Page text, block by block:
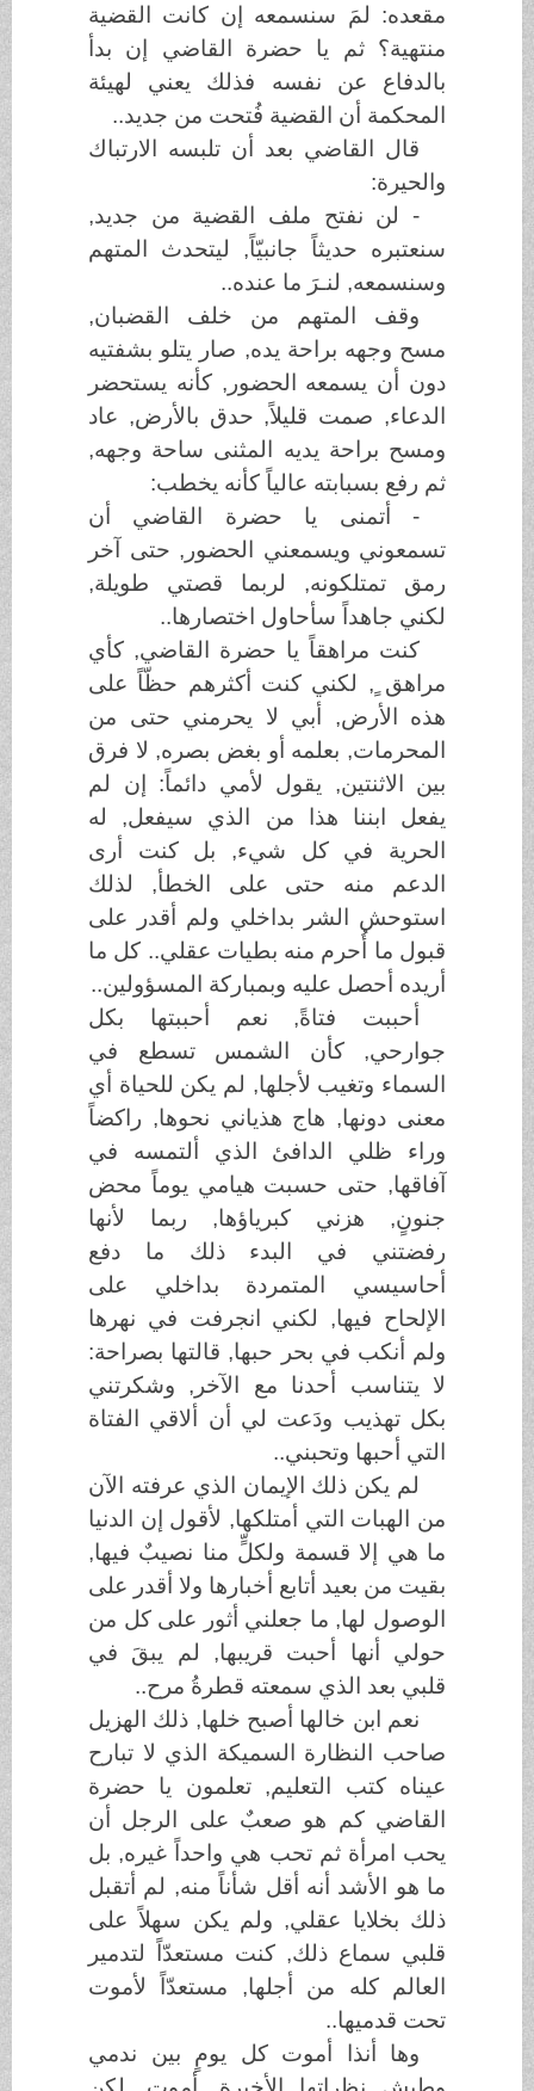
مقعده: لمَ سنسمعه إن كانت القضية
منتهية؟ ثم يا حضرة القاضي إن بدأ
بالدفاع عن نفسه فذلك يعني لهيئة
المحكمة أن القضية فُتحت من جديد..
قال القاضي بعد أن تلبسه الارتباك
والحيرة:
- لن نفتح ملف القضية من جديد,
سنعتبره حديثاً جانبيّاً, ليتحدث المتهم
وسنسمعه, لنـرَ ما عنده..
وقف المتهم من خلف القضبان,
مسح وجهه براحة يده, صار يتلو بشفتيه
دون أن يسمعه الحضور, كأنه يستحضر
الدعاء, صمت قليلاً, حدق بالأرض, عاد
ومسح براحة يديه المثنى ساحة وجهه,
ثم رفع بسبابته عالياً كأنه يخطب:
- أتمنى يا حضرة القاضي أن
تسمعوني ويسمعني الحضور, حتى آخر
رمق تمتلكونه, لربما قصتي طويلة,
لكني جاهداً سأحاول اختصارها..
كنت مراهقاً يا حضرة القاضي, كأي
مراهق ٍ, لكني كنت أكثرهم حظّاً على
هذه الأرض, أبي لا يحرمني حتى من
المحرمات, بعلمه أو بغض بصره, لا فرق
بين الاثنتين, يقول لأمي دائماً: إن لم
يفعل ابننا هذا من الذي سيفعل, له
الحرية في كل شيء, بل كنت أرى
الدعم منه حتى على الخطأ, لذلك
استوحش الشر بداخلي ولم أقدر على
قبول ما أُحرم منه بطيات عقلي.. كل ما
أريده أحصل عليه وبمباركة المسؤولين..
أحببت فتاةً, نعم أحببتها بكل
جوارحي, كأن الشمس تسطع في
السماء وتغيب لأجلها, لم يكن للحياة أي
معنى دونها, هاج هذياني نحوها, راكضاً
وراء ظلي الدافئ الذي ألتمسه في
آفاقها, حتى حسبت هيامي يوماً محض
جنونٍ, هزني كبرياؤها, ربما لأنها
رفضتني في البدء ذلك ما دفع
أحاسيسي المتمردة بداخلي على
الإلحاح فيها, لكني انجرفت في نهرها
ولم أنكب في بحر حبها, قالتها بصراحة:
لا يتناسب أحدنا مع الآخر, وشكرتني
بكل تهذيب ودَعت لي أن ألاقي الفتاة
التي أحبها وتحبني..
لم يكن ذلك الإيمان الذي عرفته الآن
من الهبات التي أمتلكها, لأقول إن الدنيا
ما هي إلا قسمة ولكلٍّ منا نصيبٌ فيها,
بقيت من بعيد أتابع أخبارها ولا أقدر على
الوصول لها, ما جعلني أثور على كل من
حولي أنها أحبت قريبها, لم يبقَ في
قلبي بعد الذي سمعته قطرةُ مرح..
نعم ابن خالها أصبح خلها, ذلك الهزيل
صاحب النظارة السميكة الذي لا تبارح
عيناه كتب التعليم, تعلمون يا حضرة
القاضي كم هو صعبٌ على الرجل أن
يحب امرأة ثم تحب هي واحداً غيره, بل
ما هو الأشد أنه أقل شأناً منه, لم أتقبل
ذلك بخلايا عقلي, ولم يكن سهلاً على
قلبي سماع ذلك, كنت مستعدّاً لتدمير
العالم كله من أجلها, مستعدّاً لأموت
تحت قدميها..
وها أنذا أموت كل يومٍ بين ندمي